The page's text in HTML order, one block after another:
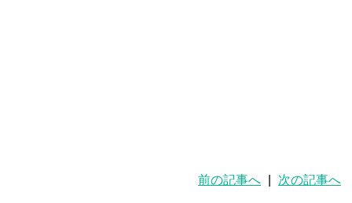
前の記事へ 次の記事へ